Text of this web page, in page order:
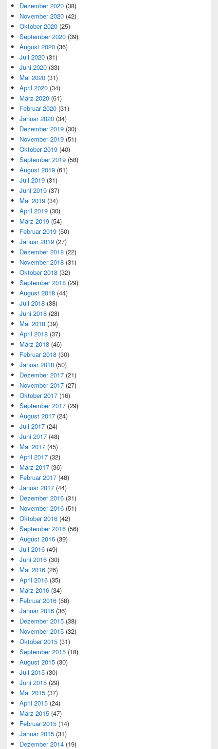
Dezember 2020 (38)
November 2020 (42)
Oktober 2020 (25)
September 2020 (39)
August 2020 (36)
Juli 2020 (31)
Juni 2020 (33)
Mai 2020 (31)
April 2020 (34)
März 2020 (61)
Februar 2020 (31)
Januar 2020 (34)
Dezember 2019 (30)
November 2019 (51)
Oktober 2019 (40)
September 2019 (58)
August 2019 (61)
Juli 2019 (31)
Juni 2019 (37)
Mai 2019 (34)
April 2019 (30)
März 2019 (54)
Februar 2019 (50)
Januar 2019 (27)
Dezember 2018 (22)
November 2018 (31)
Oktober 2018 (32)
September 2018 (29)
August 2018 (44)
Juli 2018 (38)
Juni 2018 (28)
Mai 2018 (39)
April 2018 (37)
März 2018 (46)
Februar 2018 (30)
Januar 2018 (50)
Dezember 2017 (21)
November 2017 (27)
Oktober 2017 (16)
September 2017 (29)
August 2017 (24)
Juli 2017 (24)
Juni 2017 (48)
Mai 2017 (45)
April 2017 (32)
März 2017 (36)
Februar 2017 (48)
Januar 2017 (44)
Dezember 2016 (31)
November 2016 (51)
Oktober 2016 (42)
September 2016 (56)
August 2016 (39)
Juli 2016 (49)
Juni 2016 (30)
Mai 2016 (26)
April 2016 (35)
März 2016 (34)
Februar 2016 (58)
Januar 2016 (36)
Dezember 2015 (38)
November 2015 (32)
Oktober 2015 (31)
September 2015 (18)
August 2015 (30)
Juli 2015 (30)
Juni 2015 (29)
Mai 2015 (37)
April 2015 (24)
März 2015 (47)
Februar 2015 (14)
Januar 2015 (31)
Dezember 2014 (19)